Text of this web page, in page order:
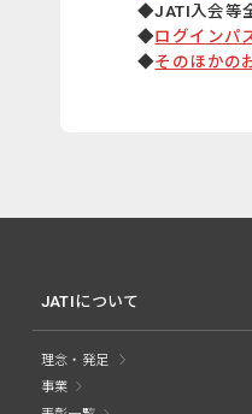
◆JATI入会等
◆ログインパ
◆そのほかの
JATIについて
理念・発足
事業